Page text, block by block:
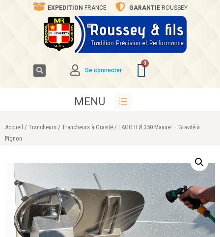
EXPEDITION FRANCE GARANTIE ROUSSEY
Se connecter
MENU
Accueil / Trancheurs / Trancheurs à Gravité / LAGO II Ø 350 Manuel – Gravité à
Pignon